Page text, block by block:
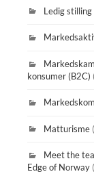
Ledig stilling
konsumer (B2C)
Matturisme
Meet the
Edge of Norway